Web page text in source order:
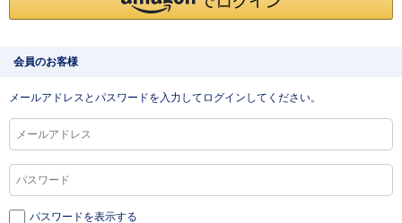
会員のお客様
メールアドレスとパスワードを入力してログインしてください。
パスワードを表示する